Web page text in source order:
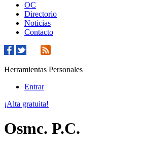
OC
Directorio
Noticias
Contacto
Herramientas Personales
Entrar
¡Alta gratuita!
Osmc. P.C.